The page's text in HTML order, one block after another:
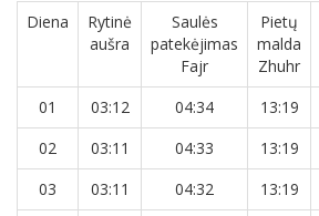
Diena
Rytinė
aušra
Saulės
patekėjimas
Fajr
Pietų
malda
Zhuhr
01
03:12 04:34 13:19
02
03:11 04:33 13:19
03
03:11 04:32 13:19